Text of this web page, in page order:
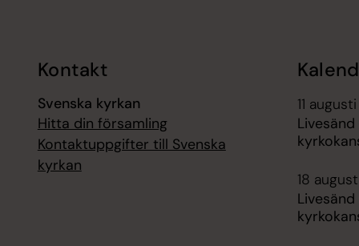
Kontakt
Svenska kyrkan
Hitta din församling
Kontaktuppgifter till Svenska
kyrkan
11 augusti
18